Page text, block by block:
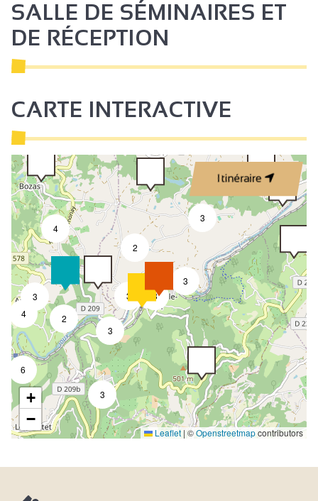
SALLE DE SÉMINAIRES ET
DE RÉCEPTION
CARTE INTERACTIVE
Itinéraire
3
2
3
4
6
4
3
3
2
3
8
3
+
−
Leaflet |©Openstreetmapcontributors